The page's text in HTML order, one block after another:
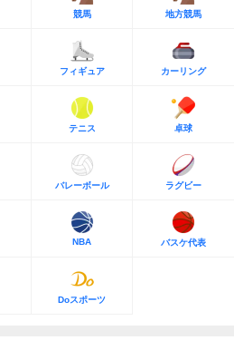
競馬 地方競馬
フィギュア カーリング
テニス 卓球
バレーボール ラグビー
NBA バスケ代表
Doスポーツ